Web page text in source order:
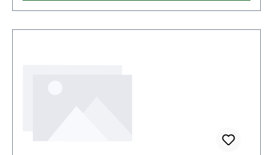
· Modellbezeichnung: TEC 40 Counterversion ·